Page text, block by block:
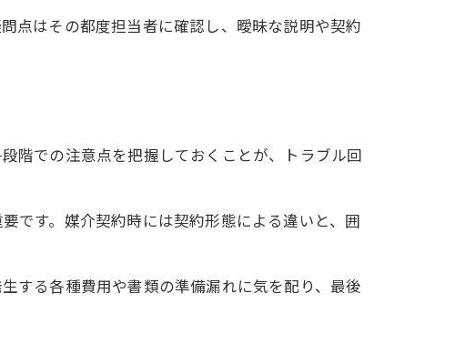
点はその都度担当者に確認し、曖昧な説明や契約
での注意点を把握しておくことが、トラブル回
です。媒介契約時には契約形態による違いと、囲
する各種費用や書類の準備漏れに気を配り、最後